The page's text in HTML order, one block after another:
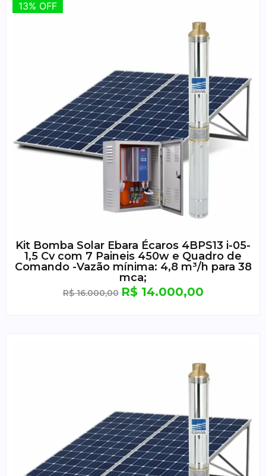
13% OFF
13% OFF
Kit Bomba Solar Ebara Écaros 4BPS13 i-05-
1,5 Cv com 7 Paineis 450w e Quadro de
Comando -Vazão mínima: 4,8 m³/h para 38
mca;
R$16.000,00 R$14.000,00